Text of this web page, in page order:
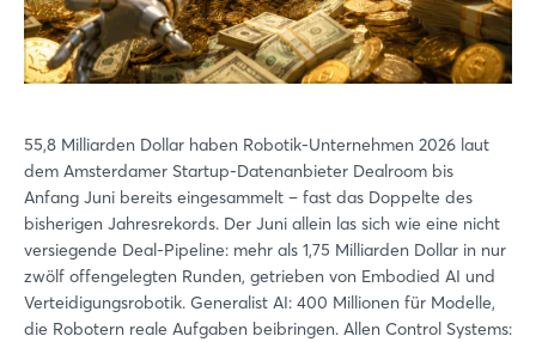
55,8 Milliarden Dollar haben Robotik-Unternehmen 2026 laut
dem Amsterdamer Startup-Datenanbieter Dealroom bis
Anfang Juni bereits eingesammelt – fast das Doppelte des
bisherigen Jahresrekords. Der Juni allein las sich wie eine nicht
versiegende Deal-Pipeline: mehr als 1,75 Milliarden Dollar in nur
zwölf offengelegten Runden, getrieben von Embodied AI und
Verteidigungsrobotik. Generalist AI: 400 Millionen für Modelle,
die Robotern reale Aufgaben beibringen. Allen Control Systems: